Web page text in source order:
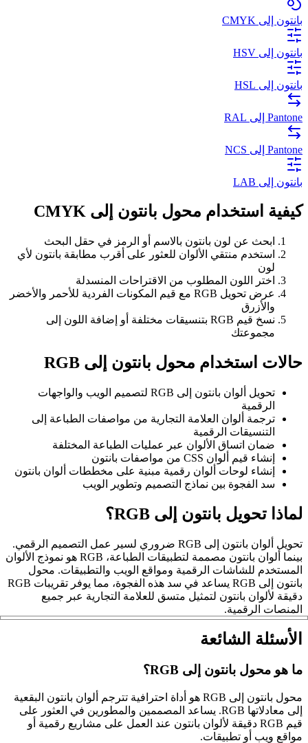
بانتون إلى CMYK
بانتون إلى HSV
بانتون إلى HSL
Pantone إلى RAL
Pantone إلى NCS
بانتون إلى LAB
كيفية استخدام محول بانتون إلى CMYK
ابحث عن لون بانتون بالاسم أو الرمز في حقل البحث
استخدم منتقي الألوان للعثور على أقرب مطابقة بانتون لأي
لون
اختر اللون المطلوب من الاقتراحات المنسدلة
عرض تحويل RGB مع قيم المكونات الفردية للأحمر والأخضر
والأزرق
نسخ قيم RGB بتنسيقات مختلفة أو إضافة اللون إلى
مجموعتك
حالات استخدام محول بانتون إلى RGB
تحويل ألوان بانتون إلى RGB لتصميم الويب والواجهات
الرقمية
ترجمة ألوان العلامة التجارية من مواصفات الطباعة إلى
التنسيقات الرقمية
ضمان اتساق الألوان عبر عمليات الطباعة المختلفة
إنشاء قيم ألوان CSS من مواصفات بانتون
إنشاء لوحات ألوان رقمية مبنية على مخططات ألوان بانتون
سد الفجوة بين نماذج التصميم وتطوير الويب
لماذا تحويل بانتون إلى RGB؟
تحويل ألوان بانتون إلى RGB ضروري لسير عمل التصميم الرقمي.
بينما ألوان بانتون مصممة لتطبيقات الطباعة، RGB هو نموذج الألوان
المستخدم للشاشات الرقمية ومواقع الويب والتطبيقات. محول
بانتون إلى RGB يساعد في سد هذه الفجوة، مما يوفر تقريبات RGB
دقيقة لألوان بانتون لتمثيل متسق للعلامة التجارية عبر جميع
المنصات الرقمية.
الأسئلة الشائعة
ما هو محول بانتون إلى RGB؟
محول بانتون إلى RGB هو أداة احترافية تترجم ألوان بانتون البقعية
إلى معادلاتها RGB. يساعد المصممين والمطورين في العثور على
قيم RGB دقيقة لألوان بانتون عند العمل على مشاريع رقمية أو
مواقع ويب أو تطبيقات.